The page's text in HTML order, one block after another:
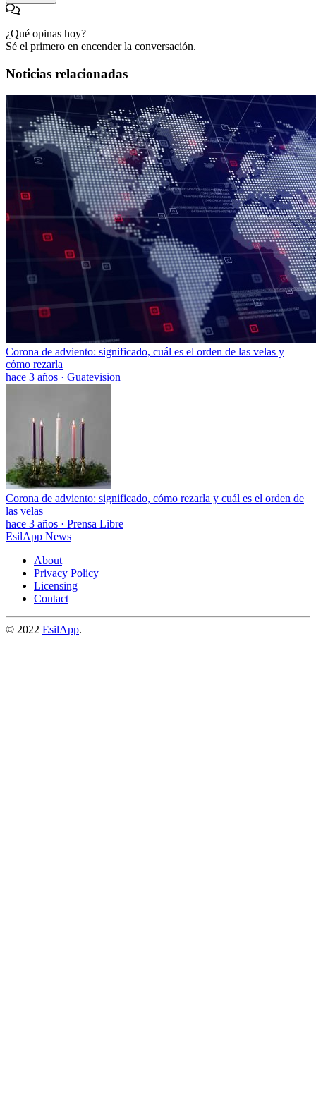
¿Qué opinas hoy?
Sé el primero en encender la conversación.
Noticias relacionadas
Corona de adviento: significado, cuál es el orden de las velas y
cómo rezarla
hace 3 años · Guatevision
Corona de adviento: significado, cómo rezarla y cuál es el orden de
las velas
hace 3 años · Prensa Libre
EsilApp News
About
Privacy Policy
Licensing
Contact
© 2022 EsilApp.